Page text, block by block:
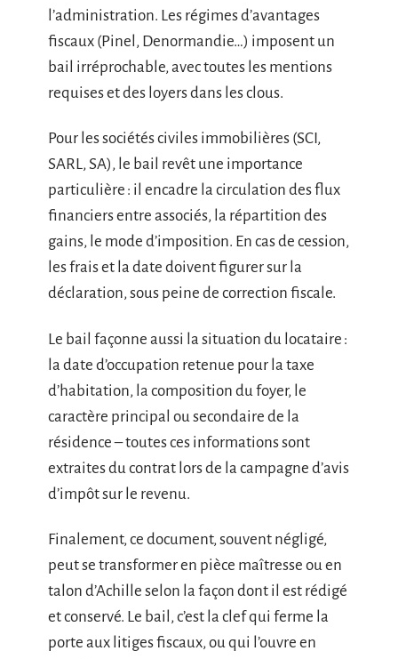
l’administration. Les régimes d’avantages
fiscaux (Pinel, Denormandie…) imposent un
bail irréprochable, avec toutes les mentions
requises et des loyers dans les clous.
Pour les sociétés civiles immobilières (SCI,
SARL, SA), le bail revêt une importance
particulière : il encadre la circulation des flux
financiers entre associés, la répartition des
gains, le mode d’imposition. En cas de cession,
les frais et la date doivent figurer sur la
déclaration, sous peine de correction fiscale.
Le bail façonne aussi la situation du locataire :
la date d’occupation retenue pour la taxe
d’habitation, la composition du foyer, le
caractère principal ou secondaire de la
résidence – toutes ces informations sont
extraites du contrat lors de la campagne d’avis
d’impôt sur le revenu.
Finalement, ce document, souvent négligé,
peut se transformer en pièce maîtresse ou en
talon d’Achille selon la façon dont il est rédigé
et conservé. Le bail, c’est la clef qui ferme la
porte aux litiges fiscaux, ou qui l’ouvre en